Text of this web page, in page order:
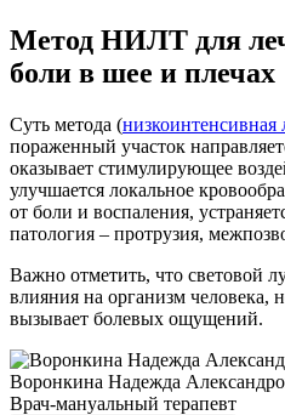
Метод НИЛТ для
боли в шее и плечах
Суть метода (низкоинтенсивная
пораженный участок
оказывает стимулирующее
улучшается локальное
от боли и воспаления,
патология – протрузия,
Важно отметить, что световой
влияния на организм человека,
вызывает болевых ощущений.
Воронкина Надежда
Врач-мануальный терапевт